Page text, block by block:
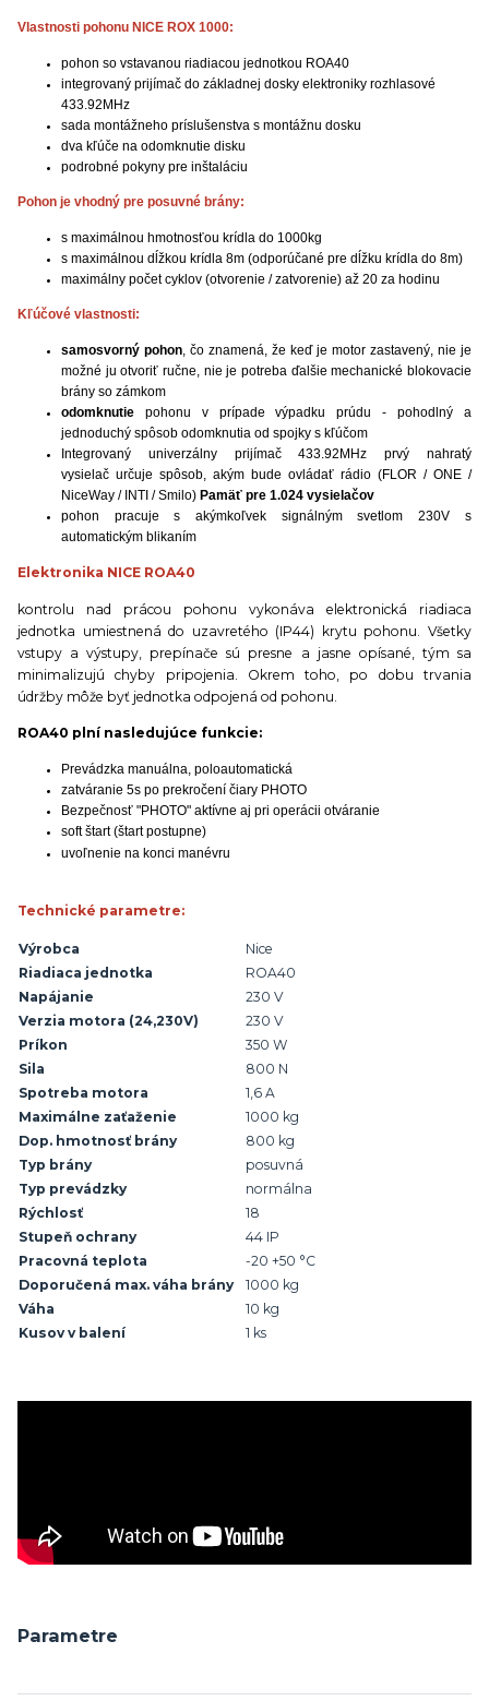
Vlastnosti pohonu NICE ROX 1000:
pohon so vstavanou riadiacou jednotkou ROA40
integrovaný prijímač do základnej dosky elektroniky rozhlasové
433.92MHz
sada montážneho príslušenstva s montážnu dosku
dva kľúče na odomknutie disku
podrobné pokyny pre inštaláciu
Pohon je vhodný pre posuvné brány:
s maximálnou hmotnosťou krídla do 1000kg
s maximálnou dĺžkou krídla 8m (odporúčané pre dĺžku krídla do 8m)
maximálny počet cyklov (otvorenie / zatvorenie) až 20 za hodinu
Kľúčové vlastnosti:
samosvorný pohon, čo znamená, že keď je motor zastavený, nie je
možné ju otvoriť ručne, nie je potreba ďalšie mechanické blokovacie
brány so zámkom
odomknutie pohonu v prípade výpadku prúdu - pohodlný a
jednoduchý spôsob odomknutia od spojky s kľúčom
Integrovaný univerzálny prijímač 433.92MHz prvý nahratý
vysielač určuje spôsob, akým bude ovládať rádio (FLOR / ONE /
NiceWay / INTI / Smilo) Pamäť pre 1.024 vysielačov
pohon pracuje s akýmkoľvek signálným svetlom 230V s
automatickým blikaním
Elektronika NICE ROA40
kontrolu nad prácou pohonu vykonáva elektronická riadiaca
jednotka umiestnená do uzavretého (IP44) krytu pohonu. Všetky
vstupy a výstupy, prepínače sú presne a jasne opísané, tým sa
minimalizujú chyby pripojenia. Okrem toho, po dobu trvania
údržby môže byť jednotka odpojená od pohonu.
ROA40 plní nasledujúce funkcie:
Prevádzka manuálna, poloautomatická
zatváranie 5s po prekročení čiary PHOTO
Bezpečnosť "PHOTO" aktívne aj pri operácii otváranie
soft štart (štart postupne)
uvoľnenie na konci manévru
Technické parametre:
Výrobca
Nice
Riadiaca jednotka
ROA40
Napájanie
230 V
Verzia motora (24,230V)
230 V
Príkon
350 W
Sila
800 N
Spotreba motora
1,6 A
Maximálne zaťaženie
1000 kg
Dop. hmotnosť brány
800 kg
Typ brány
posuvná
Typ prevádzky
normálna
Rýchlosť
18
Stupeň ochrany
44 IP
Pracovná teplota
-20 +50 °C
Doporučená max. váha brány
1000 kg
Váha
10 kg
Kusov v balení
1 ks
Parametre